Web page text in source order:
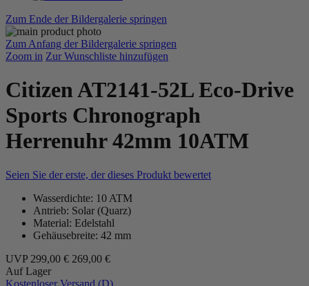
Zum Ende der Bildergalerie springen
Zum Anfang der Bildergalerie springen
Zoom in Zur Wunschliste hinzufügen
Citizen AT2141-52L Eco-Drive
Sports Chronograph
Herrenuhr 42mm 10ATM
Seien Sie der erste, der dieses Produkt bewertet
Wasserdichte: 10 ATM
Antrieb: Solar (Quarz)
Material: Edelstahl
Gehäusebreite: 42 mm
UVP 299,00 € 269,00 €
Auf Lager
Kostenloser Versand (D)